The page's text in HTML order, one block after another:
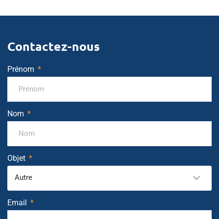
Contactez-nous
Prénom
Nom
Objet
Autre
Email